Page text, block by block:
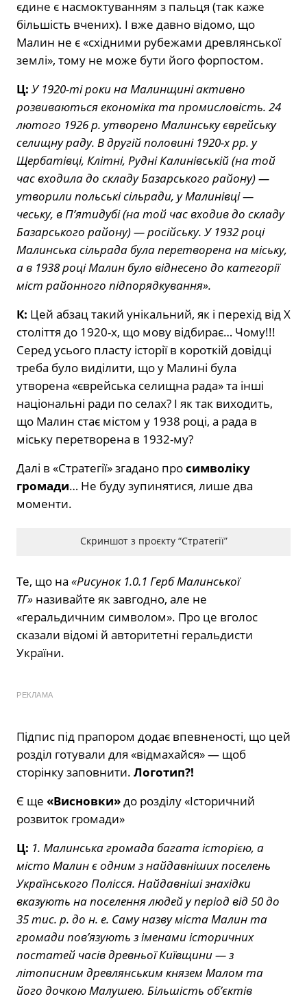
єдине є насмоктуванням з пальця (так каже
більшість вчених). І вже давно відомо, що
Малин не є «східними рубежами древлянської
землі», тому не може бути його форпостом.
Ц: У 1920-ті роки на Малинщині активно
розвиваються економіка та промисловість. 24
лютого 1926 р. утворено Малинську єврейську
селищну раду. В другій половині 1920-х рр. у
Щербатівці, Клітні, Рудні Калинівській (на той
час входила до складу Базарського району) —
утворили польські сільради, у Малинівці —
чеську, в П’ятидубі (на той час входив до складу
Базарського району) — російську. У 1932 році
Малинська сільрада була перетворена на міську,
а в 1938 році Малин було віднесено до категорії
міст районного підпорядкування».
К: Цей абзац такий унікальний, як і перехід від X
століття до 1920-х, що мову відбирає… Чому!!!
Серед усього пласту історії в короткій довідці
треба було виділити, що у Малині була
утворена «єврейська селищна рада» та інші
національні ради по селах? І як так виходить,
що Малин стає містом у 1938 році, а рада в
міську перетворена в 1932-му?
Далі в «Стратегії» згадано просимволіку
громади… Не буду зупинятися, лише два
моменти.
Скриншот з проєкту “Стратегії”
Те, що на «Рисунок 1.0.1 Герб Малинської
ТГ» називайте як завгодно, але не
«геральдичним символом». Про це вголос
сказали відомі й авторитетні геральдисти
України.
РЕКЛАМА
Підпис під прапором додає впевненості, що цей
розділ готували для «відмахайся» — щоб
сторінку заповнити. Логотип?!
Є ще «Висновки»до розділу «Історичний
розвиток громади»
Ц: 1. Малинська громада багата історією, а
місто Малин є одним з найдавніших поселень
Українського Полісся. Найдавніші знахідки
вказують на поселення людей у період від 50 до
35 тис. р. до н. е. Саму назву міста Малин та
громади пов’язують з іменами історичних
постатей часів древньої Київщини — з
літописним древлянським князем Малом та
його дочкою Малушею. Більшість об’єктів